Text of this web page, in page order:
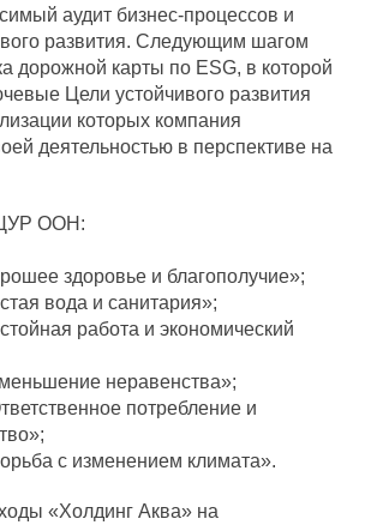
аудит бизнес-процессов и
развития. Следующим шагом
дорожной карты по ESG, в которой
Цели устойчивого развития
которых компания
деятельностью в перспективе на
ООН:
здоровье и благополучие»;
вода и санитария»;
работа и экономический
неравенства»;
потребление и
с изменением климата».
«Холдинг Аква» на